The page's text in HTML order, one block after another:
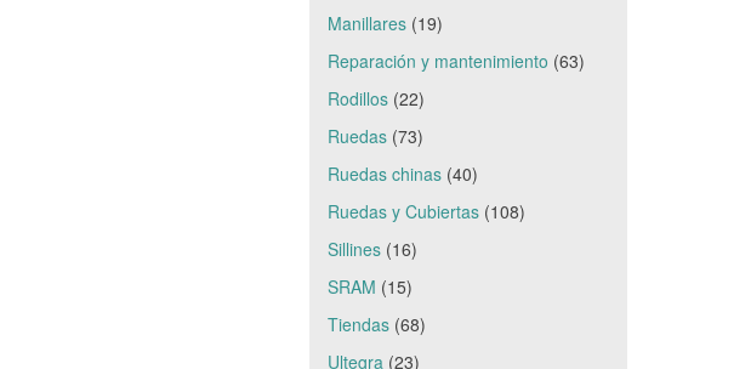
Manillares(19)
Reparación y mantenimiento (63)
Rodillos(22)
Ruedas(73)
Ruedas chinas(40)
Ruedas y Cubiertas(108)
Sillines(16)
SRAM (15)
Tiendas(68)
Ultegra(23)